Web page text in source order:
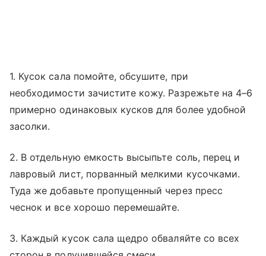
1. Кусок сала помойте, обсушите, при
необходимости зачистите кожу. Разрежьте на 4–6
примерно одинаковых кусков для более удобной
засолки.
2. В отдельную емкость высыпьте соль, перец и
лавровый лист, порванный мелкими кусочками.
Туда же добавьте пропущенный через пресс
чеснок и все хорошо перемешайте.
3. Каждый кусок сала щедро обваляйте со всех